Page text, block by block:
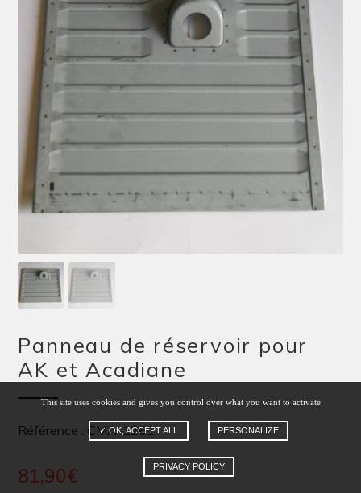
Panneau de réservoir pour
AK et Acadiane
Référence : CMA-1261
81,90€
This site uses cookies and gives you control over what you want to activate
✓ OK, ACCEPT ALL PERSONALIZE
PRIVACY POLICY